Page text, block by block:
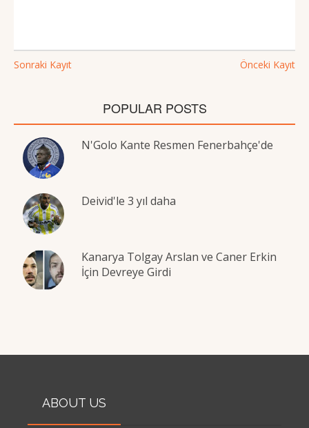
Sonraki Kayıt Önceki Kayıt
POPULAR POSTS
N'Golo Kante Resmen Fenerbahçe'de
Deivid'le 3 yıl daha
Kanarya Tolgay Arslan ve Caner Erkin
İçin Devreye Girdi
ABOUT US